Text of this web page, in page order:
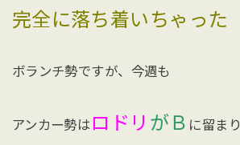
完全に落ち着いちゃった
ボランチ勢ですが、今週も
アンカー勢は ロドリ がＢ に留まり